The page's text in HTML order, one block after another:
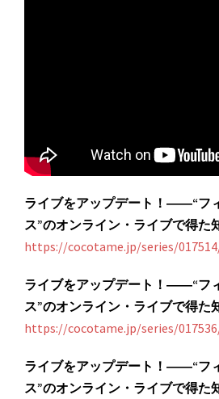
ライブをアップデート！――“フ
ス”のオンライン・ライブで得た
https://cocotame.jp/series/
ライブをアップデート！――“フ
ス”のオンライン・ライブで得た
https://cocotame.jp/series/
ライブをアップデート！――“フ
ス”のオンライン・ライブで得た